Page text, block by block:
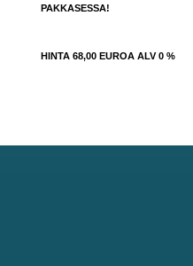
PAKKASESSA!
HINTA 68,00 EUROA ALV 0 %